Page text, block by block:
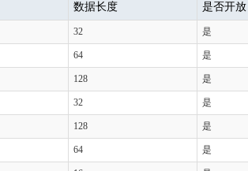
数据长度 是否开放
32 是
64 是
128 是
32 是
128 是
64 是